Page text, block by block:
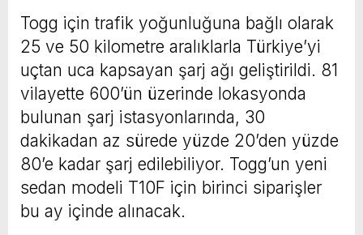
Togg için trafik yoğunluğuna bağlı olarak
25 ve 50 kilometre aralıklarla Türkiye’yi
uçtan uca kapsayan şarj ağı geliştirildi. 81
vilayette 600’ün üzerinde lokasyonda
bulunan şarj istasyonlarında, 30
dakikadan az sürede yüzde 20’den yüzde
80’e kadar şarj edilebiliyor. Togg’un yeni
sedan modeli T10F için birinci siparişler
bu ay içinde alınacak.